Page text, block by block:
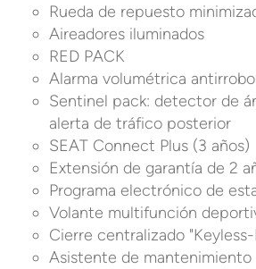
Rueda de repuesto
Aireadores iluminados
RED PACK
Alarma volumétrica antirrobo
Sentinel pack: detector de
alerta de tráfico posterior
SEAT Connect Plus (3 años)
Extensión de garantía de 2
Programa electrónico de
Volante multifunción
Cierre centralizado
Asistente de mantenimiento